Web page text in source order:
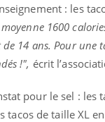
: les
1600
de 14 ans. Pour une
!", écrit
pour le sel : les
tacos de taille XL